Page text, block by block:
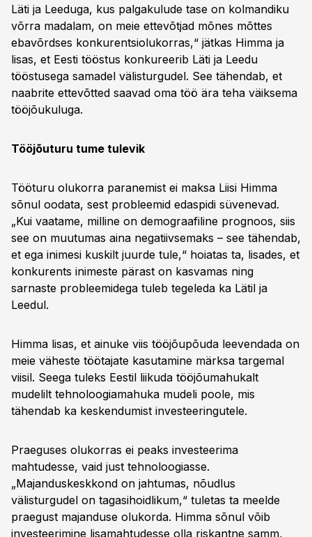
Läti ja Leeduga, kus palgakulude tase on kolmandiku
võrra madalam, on meie ettevõtjad mõnes mõttes
ebavõrdses konkurentsiolukorras,“ jätkas Himma ja
lisas, et Eesti tööstus konkureerib Läti ja Leedu
tööstusega samadel välisturgudel. See tähendab, et
naabrite ettevõtted saavad oma töö ära teha väiksema
tööjõukuluga.
Tööjõuturu tume tulevik
Tööturu olukorra paranemist ei maksa Liisi Himma
sõnul oodata, sest probleemid edaspidi süvenevad.
„Kui vaatame, milline on demograafiline prognoos, siis
see on muutumas aina negatiivsemaks – see tähendab,
et ega inimesi kuskilt juurde tule,“ hoiatas ta, lisades, et
konkurents inimeste pärast on kasvamas ning
sarnaste probleemidega tuleb tegeleda ka Lätil ja
Leedul.
Himma lisas, et ainuke viis tööjõupõuda leevendada on
meie väheste töötajate kasutamine märksa targemal
viisil. Seega tuleks Eestil liikuda tööjõumahukalt
mudelilt tehnoloogiamahuka mudeli poole, mis
tähendab ka keskendumist investeeringutele.
Praeguses olukorras ei peaks investeerima
mahtudesse, vaid just tehnoloogiasse.
„Majanduskeskkond on jahtumas, nõudlus
välisturgudel on tagasihoidlikum,“ tuletas ta meelde
praegust majanduse olukorda. Himma sõnul võib
investeerimine lisamahtudesse olla riskantne samm,